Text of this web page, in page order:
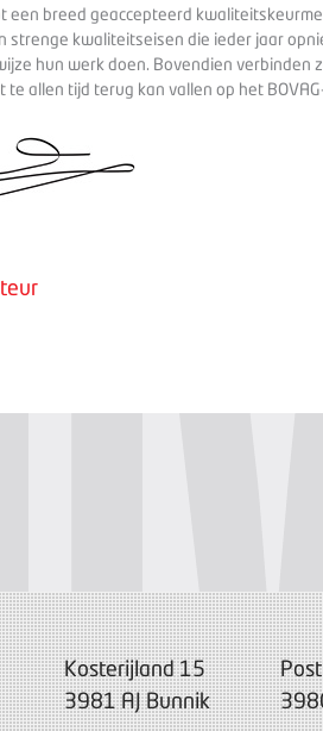
een breed geaccepteerd
strenge kwaliteitseisen die ieder jaar
hun werk doen. Bovendien verbinden
te allen tijd terug kan vallen op het
Kosterijland 15
3981 AJ Bunnik